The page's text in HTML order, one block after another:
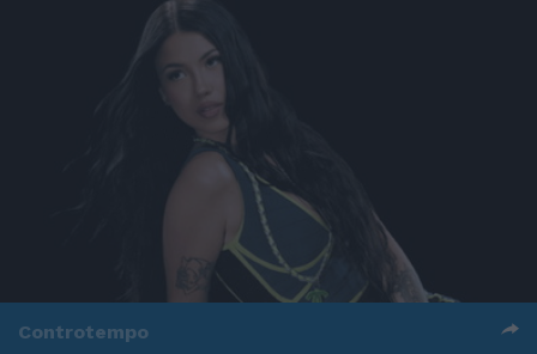
Controtempo